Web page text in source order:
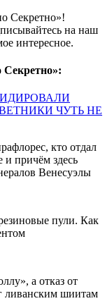
Секретно»!
на наш
интересное.
Секретно»:
ЧУТЬ НЕ
кто отдал
и причём здесь
Венесуэлы
пули. Как
а отказ от
ливанским шиитам